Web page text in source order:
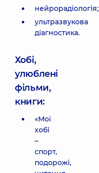
нейрорадіологія;
ультразвукова
діагностика.
Хобі,
улюблені
фільми,
книги:
«Мої
хобі
–
спорт,
подорожі,